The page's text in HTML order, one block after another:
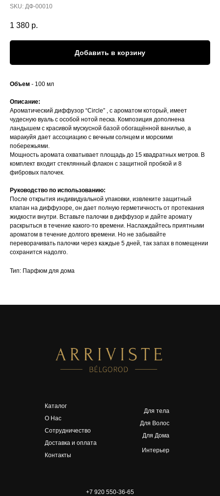
SKU: ДФ-00010
1 380 р.
Добавить в корзину
Объем - 100 мл
Описание:
Ароматический диффузор “Circle” , с ароматом который, имеет
чудесную вуаль с особой нотой песка. Композиция дополнена
ландышем с красивой мускусной базой обогащённой ванилью, а
маракуйя дает ассоциацию с вечным солнцем и морскими
побережьями.
Мощность аромата охватывает площадь до 15 квадратных метров. В
комплект входит стеклянный флакон с защитной пробкой и 8
фибровых палочек.
Руководство по использованию:
После открытия индивидуальной упаковки, извлеките защитный
клапан на диффузоре, он дает полную герметичность от протекания
жидкости внутри. Вставьте палочки в диффузор и дайте аромату
раскрыться в течение какого-то времени. Наслаждайтесь приятными
ароматом в течение долгого времени. Но не забывайте
переворачивать палочки через каждые 5 дней, так запах в помещении
сохранится надолго.
Тип: Парфюм для дома
+7 920 550-36-65
Для тела
Для Волос
Для Дома
Интерьер
Каталог
О Нас
Сотрудничество
Доставка и оплата
Контакты